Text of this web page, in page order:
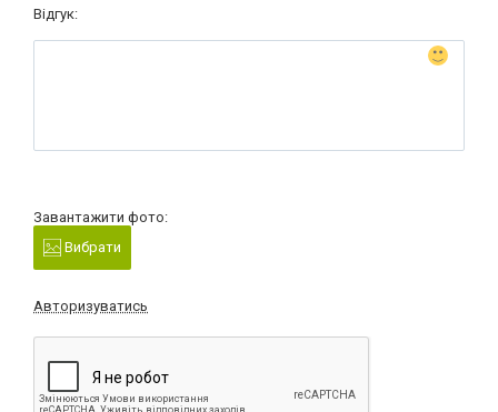
Відгук:
Завантажити фото:
Вибрати
Авторизуватись